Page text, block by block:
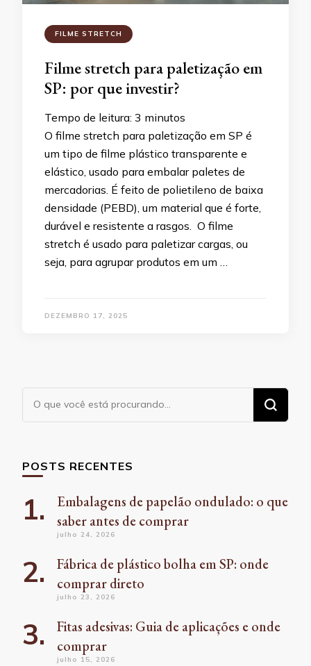
FILME STRETCH
Filme stretch para paletização em
SP: por que investir?
Tempo de leitura: 3 minutos
O filme stretch para paletização em SP é
um tipo de filme plástico transparente e
elástico, usado para embalar paletes de
mercadorias. É feito de polietileno de baixa
densidade (PEBD), um material que é forte,
durável e resistente a rasgos. O filme
stretch é usado para paletizar cargas, ou
seja, para agrupar produtos em um …
DEZEMBRO 17, 2025
Procurando
algo?
POSTS RECENTES
Embalagens de papelão ondulado: o que
saber antes de comprar
julho 24, 2026
Fábrica de plástico bolha em SP: onde
comprar direto
julho 23, 2026
Fitas adesivas: Guia de aplicações e onde
comprar
julho 15, 2026